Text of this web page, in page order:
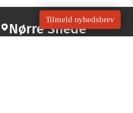
Nørre Snede
Tilmeld nyhedsbrev